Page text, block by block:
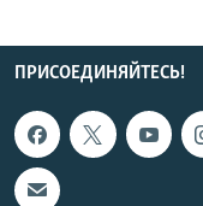
ПРИСОЕДИНЯЙТЕСЬ!